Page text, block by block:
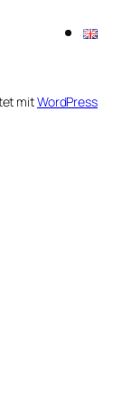
mitWordPress